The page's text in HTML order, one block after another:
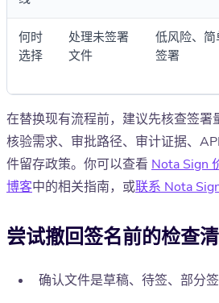
何时
选择
处理未签署
文件
低风险、简
签署
在替换现有流程前，建议先核查签
核验需求、审批路径、审计证据、
件留存政策。你可以查看 Nota Sign
博客中的相关指南，或联系 Nota
尝试撤回签名前的检查
确认文件是草稿、待签、部分签